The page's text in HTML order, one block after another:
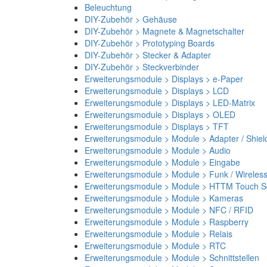
Beleuchtung
DIY-Zubehör > Gehäuse
DIY-Zubehör > Magnete & Magnetschalter
DIY-Zubehör > Prototyping Boards
DIY-Zubehör > Stecker & Adapter
DIY-Zubehör > Steckverbinder
Erweiterungsmodule > Displays > e-Paper
Erweiterungsmodule > Displays > LCD
Erweiterungsmodule > Displays > LED-Matrix
Erweiterungsmodule > Displays > OLED
Erweiterungsmodule > Displays > TFT
Erweiterungsmodule > Module > Adapter /
Erweiterungsmodule > Module > Audio
Erweiterungsmodule > Module > Eingabe
Erweiterungsmodule > Module > Funk / Wireless
Erweiterungsmodule > Module > HTTM Touch
Erweiterungsmodule > Module > Kameras
Erweiterungsmodule > Module > NFC / RFID
Erweiterungsmodule > Module > Raspberry
Erweiterungsmodule > Module > Relais
Erweiterungsmodule > Module > RTC
Erweiterungsmodule > Module > Schnittstellen